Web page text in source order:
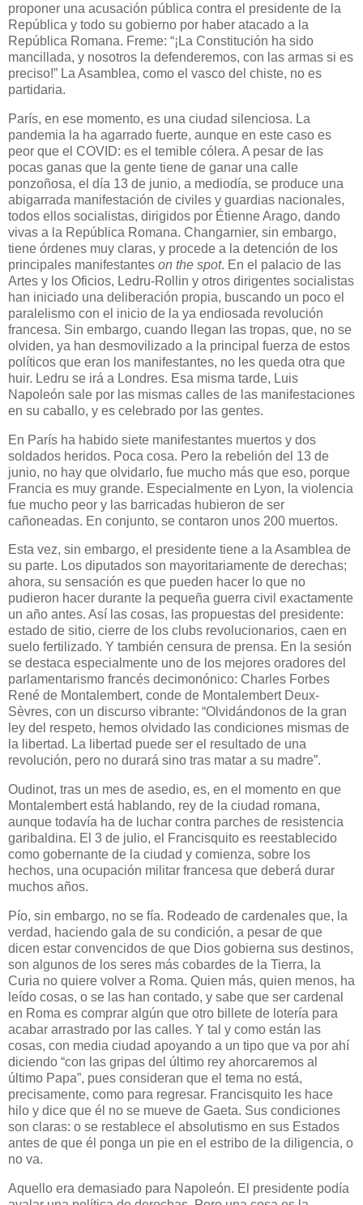
proponer una acusación pública contra el presidente de la
República y todo su gobierno por haber atacado a la
República Romana. Freme: “¡La Constitución ha sido
mancillada, y nosotros la defenderemos, con las armas si es
preciso!” La Asamblea, como el vasco del chiste, no es
partidaria.
París, en ese momento, es una ciudad silenciosa. La
pandemia la ha agarrado fuerte, aunque en este caso es
peor que el COVID: es el temible cólera. A pesar de las
pocas ganas que la gente tiene de ganar una calle
ponzoñosa, el día 13 de junio, a mediodía, se produce una
abigarrada manifestación de civiles y guardias nacionales,
todos ellos socialistas, dirigidos por Étienne Arago, dando
vivas a la República Romana. Changarnier, sin embargo,
tiene órdenes muy claras, y procede a la detención de los
principales manifestantes on the spot. En el palacio de las
Artes y los Oficios, Ledru-Rollin y otros dirigentes socialistas
han iniciado una deliberación propia, buscando un poco el
paralelismo con el inicio de la ya endiosada revolución
francesa. Sin embargo, cuando llegan las tropas, que, no se
olviden, ya han desmovilizado a la principal fuerza de estos
políticos que eran los manifestantes, no les queda otra que
huir. Ledru se irá a Londres. Esa misma tarde, Luis
Napoleón sale por las mismas calles de las manifestaciones
en su caballo, y es celebrado por las gentes.
En París ha habido siete manifestantes muertos y dos
soldados heridos. Poca cosa. Pero la rebelión del 13 de
junio, no hay que olvidarlo, fue mucho más que eso, porque
Francia es muy grande. Especialmente en Lyon, la violencia
fue mucho peor y las barricadas hubieron de ser
cañoneadas. En conjunto, se contaron unos 200 muertos.
Esta vez, sin embargo, el presidente tiene a la Asamblea de
su parte. Los diputados son mayoritariamente de derechas;
ahora, su sensación es que pueden hacer lo que no
pudieron hacer durante la pequeña guerra civil exactamente
un año antes. Así las cosas, las propuestas del presidente:
estado de sitio, cierre de los clubs revolucionarios, caen en
suelo fertilizado. Y también censura de prensa. En la sesión
se destaca especialmente uno de los mejores oradores del
parlamentarismo francés decimonónico: Charles Forbes
René de Montalembert, conde de Montalembert Deux-
Sèvres, con un discurso vibrante: “Olvidándonos de la gran
ley del respeto, hemos olvidado las condiciones mismas de
la libertad. La libertad puede ser el resultado de una
revolución, pero no durará sino tras matar a su madre”.
Oudinot, tras un mes de asedio, es, en el momento en que
Montalembert está hablando, rey de la ciudad romana,
aunque todavía ha de luchar contra parches de resistencia
garibaldina. El 3 de julio, el Francisquito es reestablecido
como gobernante de la ciudad y comienza, sobre los
hechos, una ocupación militar francesa que deberá durar
muchos años.
Pío, sin embargo, no se fía. Rodeado de cardenales que, la
verdad, haciendo gala de su condición, a pesar de que
dicen estar convencidos de que Dios gobierna sus destinos,
son algunos de los seres más cobardes de la Tierra, la
Curia no quiere volver a Roma. Quien más, quien menos, ha
leído cosas, o se las han contado, y sabe que ser cardenal
en Roma es comprar algún que otro billete de lotería para
acabar arrastrado por las calles. Y tal y como están las
cosas, con media ciudad apoyando a un tipo que va por ahí
diciendo “con las gripas del último rey ahorcaremos al
último Papa”, pues consideran que el tema no está,
precisamente, como para regresar. Francisquito les hace
hilo y dice que él no se mueve de Gaeta. Sus condiciones
son claras: o se restablece el absolutismo en sus Estados
antes de que él ponga un pie en el estribo de la diligencia, o
no va.
Aquello era demasiado para Napoleón. El presidente podía